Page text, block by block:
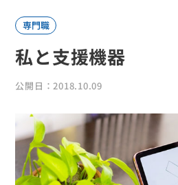
専門職
私と支援機器
公開日：2018.10.09